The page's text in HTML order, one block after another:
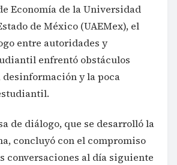
Economía de la Universidad
de México (UAEMex), el
entre autoridades y
enfrentó obstáculos
desinformación y la poca
de diálogo, que se desarrolló la
concluyó con el compromiso
conversaciones al día siguiente